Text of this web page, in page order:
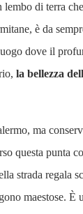
di terra
è da
dove il
la bellezza
ma
questa punta
strada regala
maestose. È